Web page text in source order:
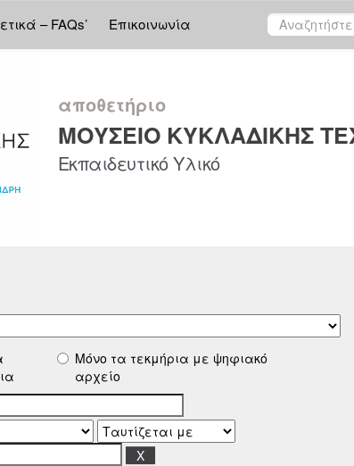
– FAQs’ Επικοινωνία
αποθετήριο
ΜΟΥΣΕΙΟ ΚΥΚΛΑΔΙΚΗΣ
Εκπαιδευτικό Υλικό
Μόνο τα τεκμήρια με ψηφιακό
αρχείο